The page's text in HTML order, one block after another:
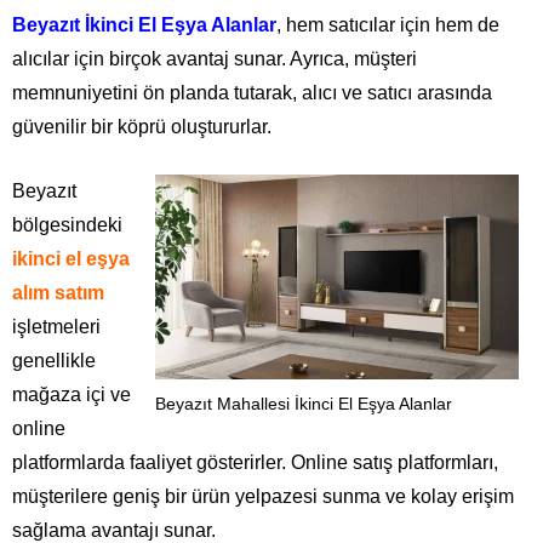
Beyazıt İkinci El Eşya Alanlar, hem satıcılar için hem de
alıcılar için birçok avantaj sunar. Ayrıca, müşteri
memnuniyetini ön planda tutarak, alıcı ve satıcı arasında
güvenilir bir köprü oluştururlar.
Beyazıt Mahallesi İkinci El Eşya Alanlar
Beyazıt
bölgesindeki
ikinci el eşya
alım satım
işletmeleri
genellikle
mağaza içi ve
online
platformlarda faaliyet gösterirler. Online satış platformları,
müşterilere geniş bir ürün yelpazesi sunma ve kolay erişim
sağlama avantajı sunar.